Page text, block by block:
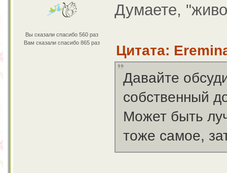
Вы сказали спасибо 560 раз
Вам сказали спасибо 865 раз
Думаете,
Цитата:
Давайте
собственный
Может быть
тоже самое,